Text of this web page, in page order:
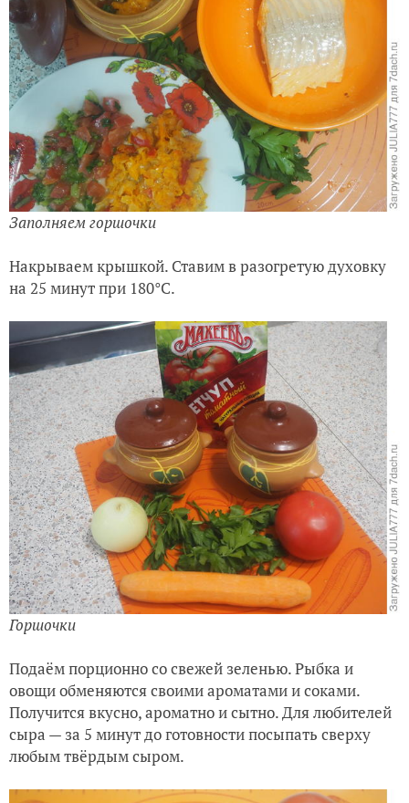
Заполняем горшочки
Накрываем крышкой. Ставим в разогретую духовку
на 25 минут при 180°C.
Горшочки
Подаём порционно со свежей зеленью. Рыбка и
овощи обменяются своими ароматами и соками.
Получится вкусно, ароматно и сытно. Для любителей
сыра — за 5 минут до готовности посыпать сверху
любым твёрдым сыром.